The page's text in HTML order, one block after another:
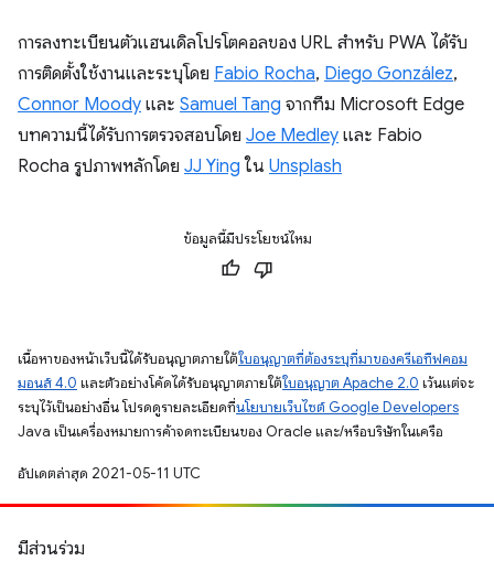
การลงทะเบียนตัวแฮนเดิลโปรโตคอลของ URL สําหรับ PWA ได้รับ
การติดตั้งใช้งานและระบุโดย Fabio Rocha, Diego González,
Connor Moody และ Samuel Tang จากทีม Microsoft Edge
บทความนี้ได้รับการตรวจสอบโดย Joe Medley และ Fabio
Rocha รูปภาพหลักโดย JJ Ying ใน Unsplash
ข้อมูลนี้มีประโยชน์ไหม
เนื้อหาของหน้าเว็บนี้ได้รับอนุญาตภายใต้ใบอนุญาตที่ต้องระบุที่มาของครีเอทีฟคอม
มอนส์ 4.0 และตัวอย่างโค้ดได้รับอนุญาตภายใต้ใบอนุญาต Apache 2.0 เว้นแต่จะ
ระบุไว้เป็นอย่างอื่น โปรดดูรายละเอียดที่นโยบายเว็บไซต์ Google Developers
Java เป็นเครื่องหมายการค้าจดทะเบียนของ Oracle และ/หรือบริษัทในเครือ
อัปเดตล่าสุด 2021-05-11 UTC
มีส่วนร่วม